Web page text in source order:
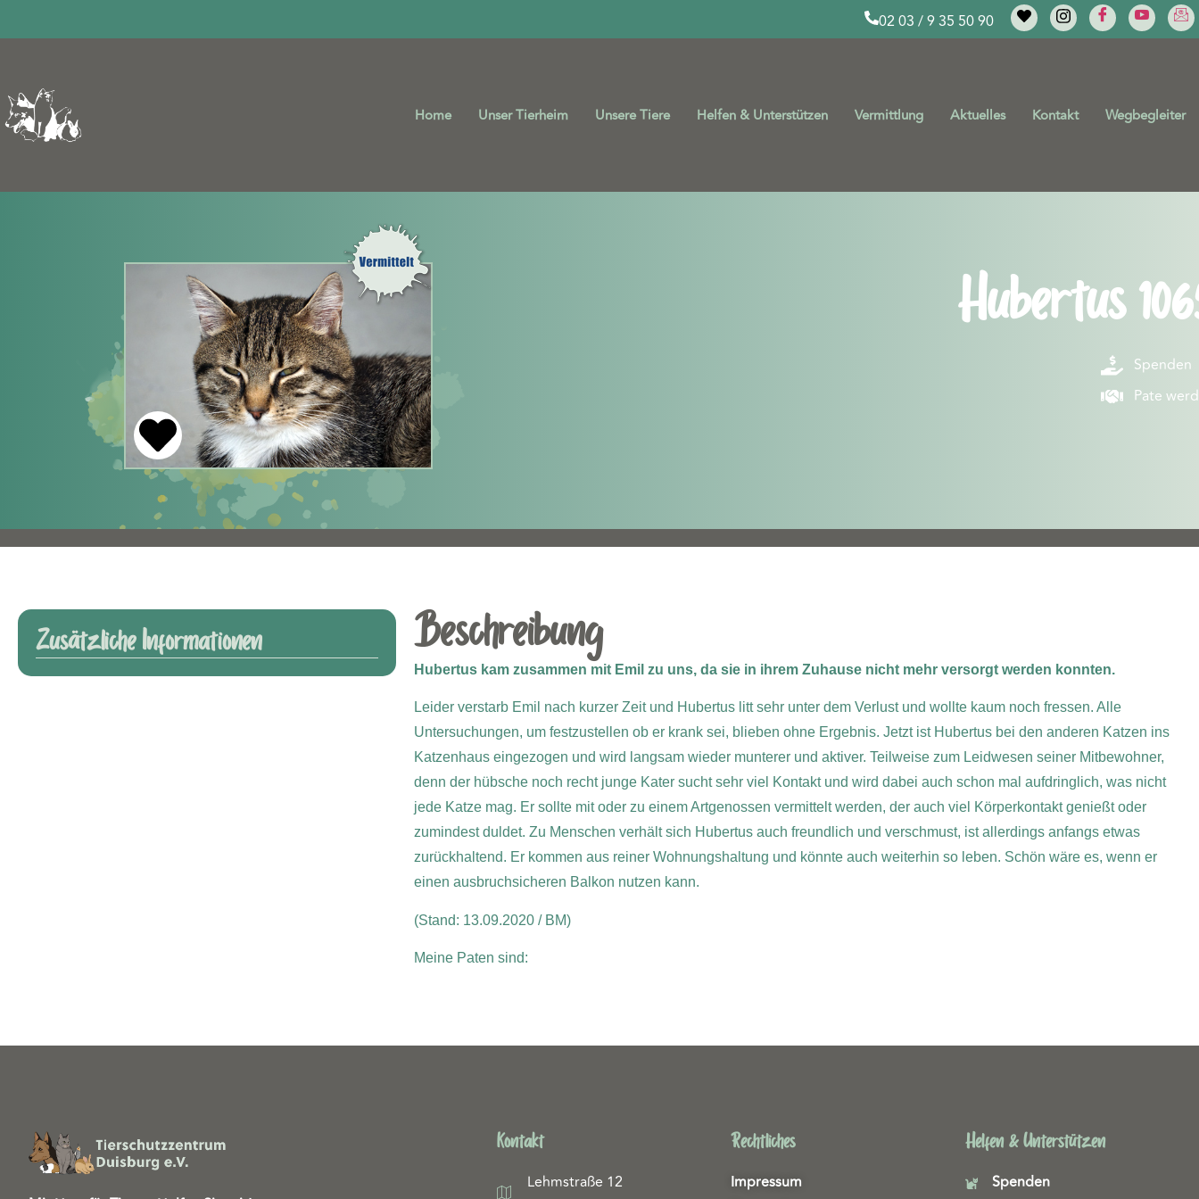
02 03 / 9 35 50 90
Home Unser Tierheim Unsere Tiere Helfen & Unterstützen Vermittlung Aktuelles Kontakt Wegbegleiter
Hubertus
Spenden
Pate
Zusätzliche Informationen Beschreibung
Hubertus kam zusammen mit Emil zu uns, da sie in ihrem Zuhause nicht mehr versorgt werden konnten.
Leider verstarb Emil nach kurzer Zeit und Hubertus litt sehr unter dem Verlust und wollte kaum noch fressen. Alle
Untersuchungen, um festzustellen ob er krank sei, blieben ohne Ergebnis. Jetzt ist Hubertus bei den anderen Katzen ins
Katzenhaus eingezogen und wird langsam wieder munterer und aktiver. Teilweise zum Leidwesen seiner Mitbewohner,
denn der hübsche noch recht junge Kater sucht sehr viel Kontakt und wird dabei auch schon mal aufdringlich, was nicht
jede Katze mag. Er sollte mit oder zu einem Artgenossen vermittelt werden, der auch viel Körperkontakt genießt oder
zumindest duldet. Zu Menschen verhält sich Hubertus auch freundlich und verschmust, ist allerdings anfangs etwas
zurückhaltend. Er kommen aus reiner Wohnungshaltung und könnte auch weiterhin so leben. Schön wäre es, wenn er
einen ausbruchsicheren Balkon nutzen kann.
(Stand: 13.09.2020 / BM)
Meine Paten sind:
Kontakt
Lehmstraße 12
Rechtliches
Impressum
Helfen & Unterstützen
Spenden